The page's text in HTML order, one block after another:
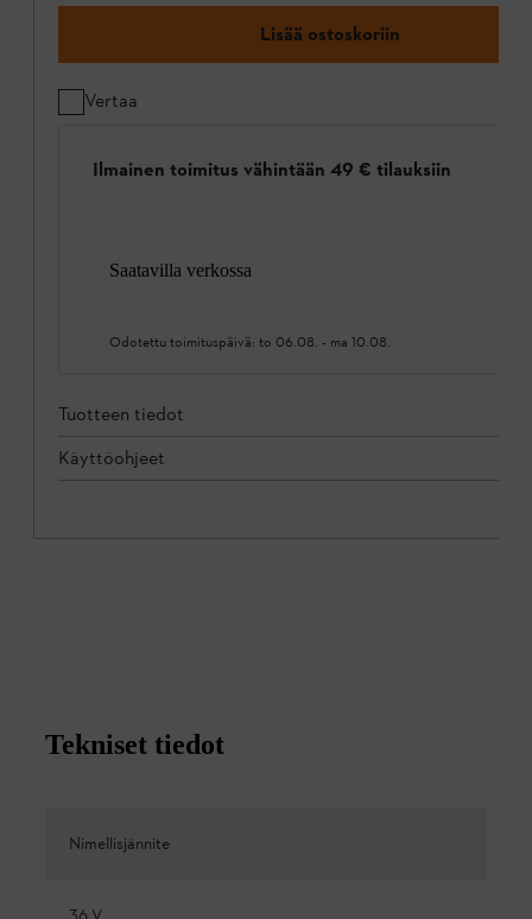
Lisää ostoskoriin
Vertaa
Ilmainen toimitus vähintään 49 € tilauksiin
Saatavilla verkossa
Odotettu toimituspäivä: to 06.08. - ma 10.08.
Tuotteen tiedot
Käyttöohjeet
Tekniset tiedot
Nimellisjännite